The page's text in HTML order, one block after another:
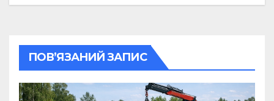
ПОВ’ЯЗАНИЙ ЗАПИС